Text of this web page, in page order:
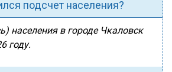
подсчет населения?
населения в городе Чкаловск
году.